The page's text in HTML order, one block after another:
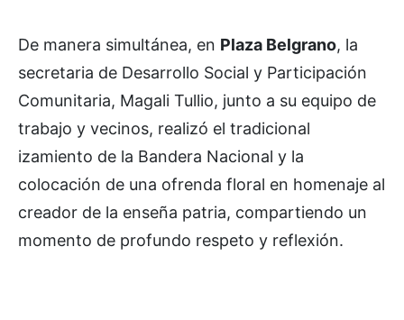
De manera simultánea, en Plaza Belgrano, la
secretaria de Desarrollo Social y Participación
Comunitaria, Magali Tullio, junto a su equipo de
trabajo y vecinos, realizó el tradicional
izamiento de la Bandera Nacional y la
colocación de una ofrenda floral en homenaje al
creador de la enseña patria, compartiendo un
momento de profundo respeto y reflexión.